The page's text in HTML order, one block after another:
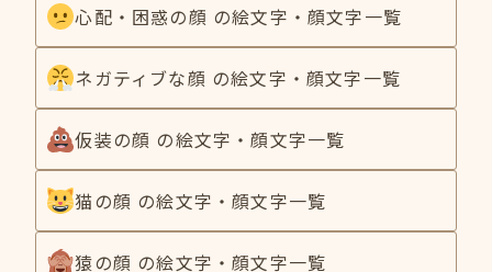
心配・困惑の顔 の絵文字・顔文字一覧
ネガティブな顔 の絵文字・顔文字一覧
仮装の顔 の絵文字・顔文字一覧
猫の顔 の絵文字・顔文字一覧
猿の顔 の絵文字・顔文字一覧